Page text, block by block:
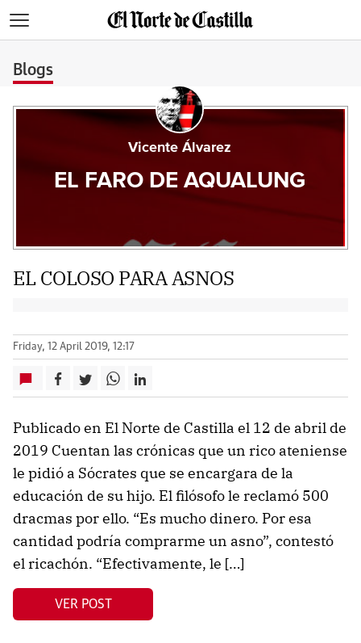
Blogs
Vicente Álvarez
EL FARO DE AQUALUNG
EL COLOSO PARA ASNOS
Friday, 12 April 2019, 12:17
Publicado en El Norte de Castilla el 12 de abril de
2019 Cuentan las crónicas que un rico ateniense
le pidió a Sócrates que se encargara de la
educación de su hijo. El filósofo le reclamó 500
dracmas por ello. “Es mucho dinero. Por esa
cantidad podría comprarme un asno”, contestó
el ricachón. “Efectivamente, le […]
VER POST